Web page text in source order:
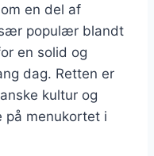
en del af
populær blandt
en solid og
dag. Retten er
kultur og
på menukortet i